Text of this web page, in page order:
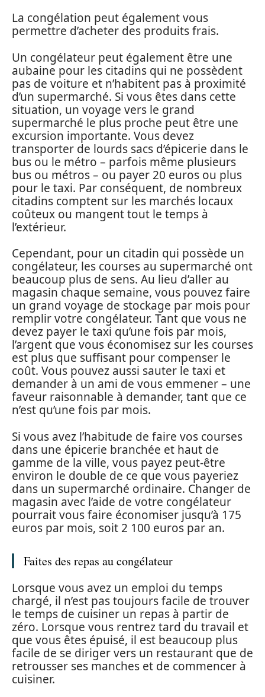
La congélation peut également vous
permettre d’acheter des produits frais.
Un congélateur peut également être une
aubaine pour les citadins qui ne possèdent
pas de voiture et n’habitent pas à proximité
d’un supermarché. Si vous êtes dans cette
situation, un voyage vers le grand
supermarché le plus proche peut être une
excursion importante. Vous devez
transporter de lourds sacs d’épicerie dans le
bus ou le métro – parfois même plusieurs
bus ou métros – ou payer 20 euros ou plus
pour le taxi. Par conséquent, de nombreux
citadins comptent sur les marchés locaux
coûteux ou mangent tout le temps à
l’extérieur.
Cependant, pour un citadin qui possède un
congélateur, les courses au supermarché ont
beaucoup plus de sens. Au lieu d’aller au
magasin chaque semaine, vous pouvez faire
un grand voyage de stockage par mois pour
remplir votre congélateur. Tant que vous ne
devez payer le taxi qu’une fois par mois,
l’argent que vous économisez sur les courses
est plus que suffisant pour compenser le
coût. Vous pouvez aussi sauter le taxi et
demander à un ami de vous emmener – une
faveur raisonnable à demander, tant que ce
n’est qu’une fois par mois.
Si vous avez l’habitude de faire vos courses
dans une épicerie branchée et haut de
gamme de la ville, vous payez peut-être
environ le double de ce que vous payeriez
dans un supermarché ordinaire. Changer de
magasin avec l’aide de votre congélateur
pourrait vous faire économiser jusqu’à 175
euros par mois, soit 2 100 euros par an.
Faites des repas au congélateur
Lorsque vous avez un emploi du temps
chargé, il n’est pas toujours facile de trouver
le temps de cuisiner un repas à partir de
zéro. Lorsque vous rentrez tard du travail et
que vous êtes épuisé, il est beaucoup plus
facile de se diriger vers un restaurant que de
retrousser ses manches et de commencer à
cuisiner.